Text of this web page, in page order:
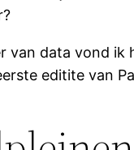
van data vond
editite van